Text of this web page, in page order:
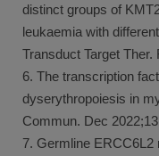
distinct groups of
leukaemia with
Transduct Target Ther.
6. The transcription
dyserythropoiesis in
Commun. Dec
7. Germline ERCC6L2